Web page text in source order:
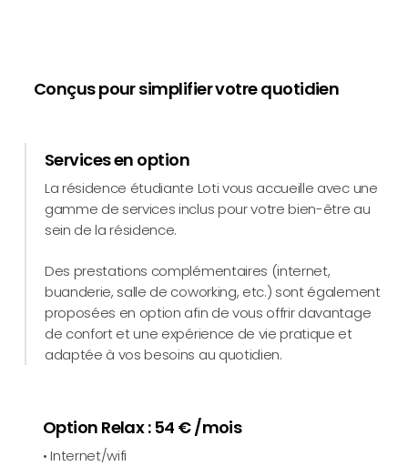
Conçus pour simplifier votre quotidien
Services en option
La résidence étudiante Loti vous accueille avec une
gamme de services inclus pour votre bien-être au
sein de la résidence.
Des prestations complémentaires (internet,
buanderie, salle de coworking, etc.) sont également
proposées en option afin de vous offrir davantage
de confort et une expérience de vie pratique et
adaptée à vos besoins au quotidien.
Option Relax : 54 € /mois
• Internet/wifi